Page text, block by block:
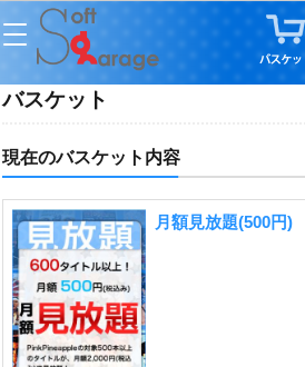
バスケット
現在のバスケット内容
月額見放題(500円)